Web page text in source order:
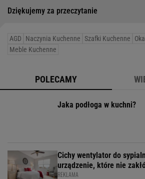
Dziękujemy za przeczytanie
AGD Naczynia Kuchenne Szafki Kuchenne
Meble Kuchenne
POLECAMY
Jaka podłoga w kuchni?
Cichy wentylator do
urządzenie, które nie
REKLAMA